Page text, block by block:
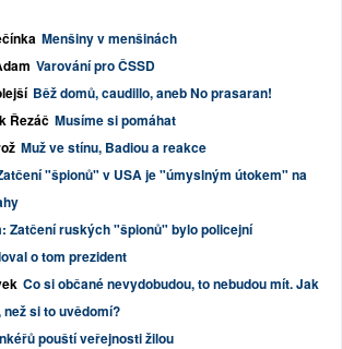
Menšiny v menšinách
Varování pro ČSSD
Běž domů, caudillo, aneb No prasaran!
Řezáč Musíme si pomáhat
Muž ve stínu, Badiou a reakce
"špionů" v USA je "úmyslným útokem" na
Zatčení ruských "špionů" bylo policejní
o tom prezident
Co si občané nevydobudou, to nebudou mít. Jak
si to uvědomí?
pouští veřejnosti žilou